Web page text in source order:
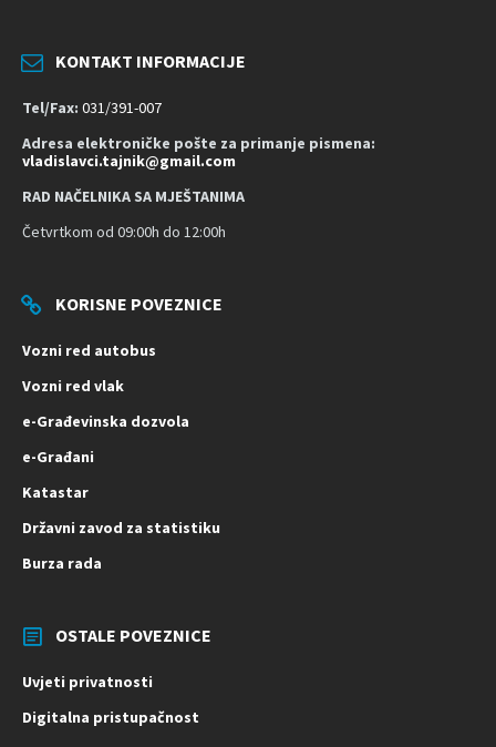
KONTAKT INFORMACIJE
Tel/Fax: 031/391-007
Adresa elektroničke pošte za primanje pismena:
vladislavci.tajnik@gmail.com
RAD NAČELNIKA SA MJEŠTANIMA
Četvrtkom od 09:00h do 12:00h
KORISNE POVEZNICE
Vozni red autobus
Vozni red vlak
e-Građevinska dozvola
e-Građani
Katastar
Državni zavod za statistiku
Burza rada
OSTALE POVEZNICE
Uvjeti privatnosti
Digitalna pristupačnost